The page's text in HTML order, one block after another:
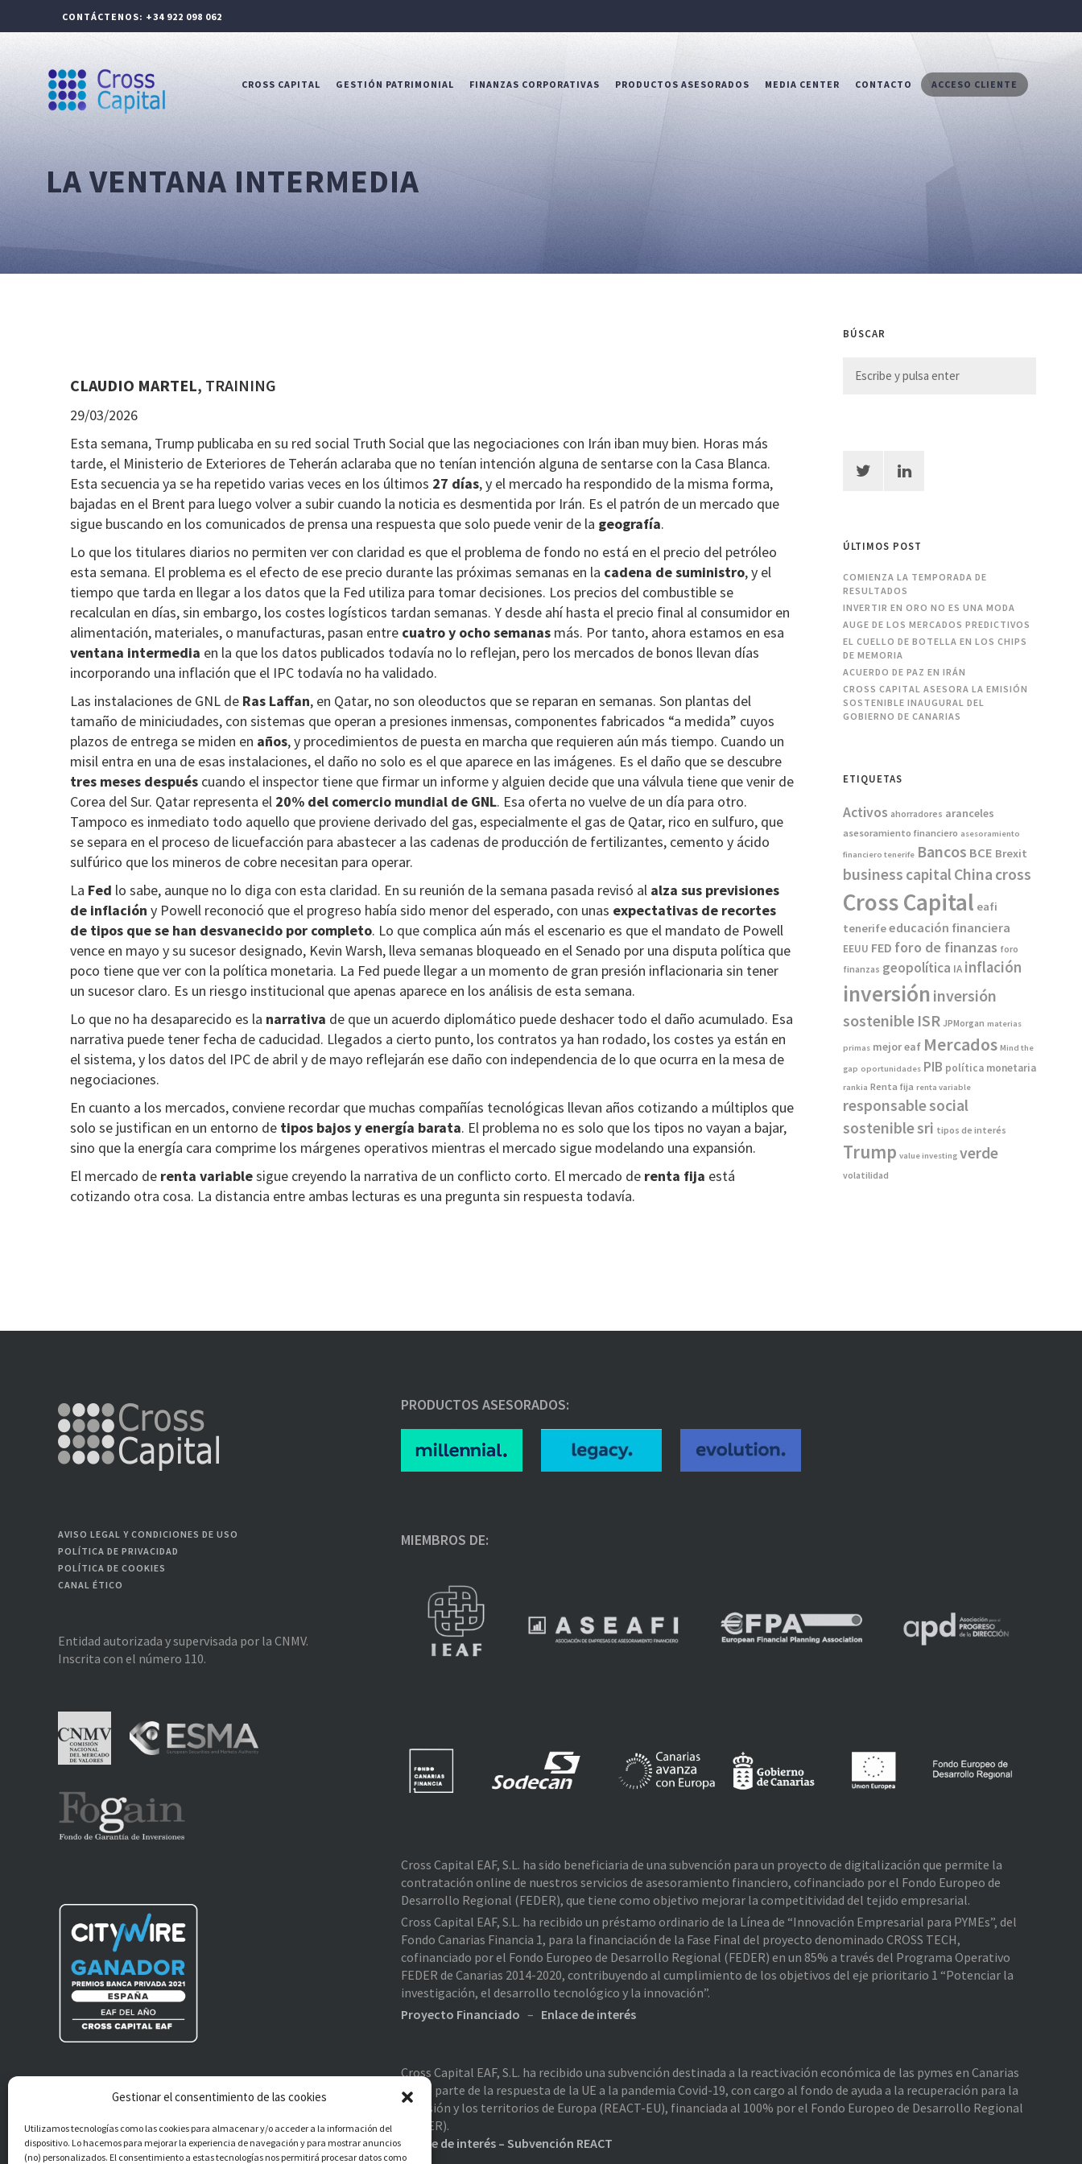
Gestionar el consentimiento de las cookies
Utilizamos tecnologías como las cookies para almacenar y/o acceder a la información del
dispositivo. Lo hacemos para mejorar la experiencia de navegación y para mostrar anuncios
(no) personalizados. El consentimiento a estas tecnologías nos permitirá procesar datos como
CONTÁCTENOS: +34 922 098 062
CROSS CAPITAL GESTIÓN PATRIMONIAL FINANZAS CORPORATIVAS PRODUCTOS ASESORADOS MEDIA CENTER CONTACTO ACCESO CLIENTE
LA VENTANA INTERMEDIA
CLAUDIO MARTEL, TRAINING
29/03/2026
Esta semana, Trump publicaba en su red social Truth Social que las negociaciones con Irán iban muy bien. Horas más
tarde, el Ministerio de Exteriores de Teherán aclaraba que no tenían intención alguna de sentarse con la Casa Blanca.
Esta secuencia ya se ha repetido varias veces en los últimos 27 días, y el mercado ha respondido de la misma forma,
bajadas en el Brent para luego volver a subir cuando la noticia es desmentida por Irán. Es el patrón de un mercado que
sigue buscando en los comunicados de prensa una respuesta que solo puede venir de la geografía.
Lo que los titulares diarios no permiten ver con claridad es que el problema de fondo no está en el precio del petróleo
esta semana. El problema es el efecto de ese precio durante las próximas semanas en la cadena de suministro, y el
tiempo que tarda en llegar a los datos que la Fed utiliza para tomar decisiones. Los precios del combustible se
recalculan en días, sin embargo, los costes logísticos tardan semanas. Y desde ahí hasta el precio final al consumidor en
alimentación, materiales, o manufacturas, pasan entre cuatro y ochosemanas más. Por tanto, ahora estamos en esa
ventana intermedia en la que los datos publicados todavía no lo reflejan, pero los mercados de bonos llevan días
incorporando una inflación que el IPC todavía no ha validado.
Las instalaciones de GNL de Ras Laffan, en Qatar, no son oleoductos que se reparan en semanas. Son plantas del
tamaño de miniciudades, con sistemas que operan a presiones inmensas, componentes fabricados “a medida” cuyos
plazos de entrega se miden en años, y procedimientos de puesta en marcha que requieren aún más tiempo. Cuando un
misil entra en una de esas instalaciones, el daño no solo es el que aparece en las imágenes. Es el daño que se descubre
tres meses después cuando el inspector tiene que firmar un informe y alguien decide que una válvula tiene que venir de
Corea del Sur. Qatar representa el 20% del comercio mundial de GNL. Esa oferta no vuelve de un día para otro.
Tampoco es inmediato todo aquello que proviene derivado del gas, especialmente el gas de Qatar, rico en sulfuro, que
se separa en el proceso de licuefacción para abastecer a las cadenas de producción de fertilizantes, cemento y ácido
sulfúrico que los mineros de cobre necesitan para operar.
La Fed lo sabe, aunque no lo diga con esta claridad. En su reunión de la semana pasada revisó al alza sus previsiones
de inflación y Powell reconoció que el progreso había sido menor del esperado, con unas expectativas de recortes
de tipos que se han desvanecido por completo. Lo que complica aún más el escenario es que el mandato de Powell
vence en mayo y su sucesor designado, Kevin Warsh, lleva semanas bloqueado en el Senado por una disputa política que
poco tiene que ver con la política monetaria. La Fed puede llegar a un momento de gran presión inflacionaria sin tener
un sucesor claro. Es un riesgo institucional que apenas aparece en los análisis de esta semana.
Lo que no ha desaparecido es la narrativa de que un acuerdo diplomático puede deshacer todo el daño acumulado. Esa
narrativa puede tener fecha de caducidad. Llegados a cierto punto, los contratos ya han rodado, los costes ya están en
el sistema, y los datos del IPC de abril y de mayo reflejarán ese daño con independencia de lo que ocurra en la mesa de
negociaciones.
En cuanto a los mercados, conviene recordar que muchas compañías tecnológicas llevan años cotizando a múltiplos que
solo se justifican en un entorno de tipos bajos y energía barata. El problema no es solo que los tipos no vayan a bajar,
sino que la energía cara comprime los márgenes operativos mientras el mercado sigue modelando una expansión.
El mercado de renta variablesigue creyendo la narrativa de un conflicto corto. El mercado de renta fija está
cotizando otra cosa. La distancia entre ambas lecturas es una pregunta sin respuesta todavía.
BÚSCAR
ÚLTIMOS POST
COMIENZA LA TEMPORADA DE
RESULTADOS
INVERTIR EN ORO NO ES UNA MODA
AUGE DE LOS MERCADOS PREDICTIVOS
EL CUELLO DE BOTELLA EN LOS CHIPS
DE MEMORIA
ACUERDO DE PAZ EN IRÁN
CROSS CAPITAL ASESORA LA EMISIÓN
SOSTENIBLE INAUGURAL DEL
GOBIERNO DE CANARIAS
ETIQUETAS
Activos ahorradores aranceles
asesoramiento financiero asesoramiento
financiero tenerife Bancos BCE Brexit
business capitalChina cross
Cross Capital eafi
tenerifeeducación financiera
EEUU FED foro de finanzas foro
finanzas geopolítica IA inflación
inversión inversión
sostenible ISR JPMorgan materias
primas mejor eaf Mercados Mind the
gap oportunidades PIB política monetaria
rankia Renta fija renta variable
responsablesocial
sosteniblesri tipos de interés
Trump value investing verde
volatilidad
AVISO LEGAL Y CONDICIONES DE USO
POLÍTICA DE PRIVACIDAD
POLÍTICA DE COOKIES
CANAL ÉTICO
Entidad autorizada y supervisada por la CNMV.
Inscrita con el número 110.
Cross Capital EAF S.L.
reservados.
PRODUCTOS ASESORADOS:
MIEMBROS DE:
Cross Capital EAF, S.L. ha sido beneficiaria de una subvención para un proyecto de digitalización que permite la
contratación online de nuestros servicios de asesoramiento financiero, cofinanciado por el Fondo Europeo de
Desarrollo Regional (FEDER), que tiene como objetivo mejorar la competitividad del tejido empresarial.
Cross Capital EAF, S.L. ha recibido un préstamo ordinario de la Línea de “Innovación Empresarial para PYMEs”, del
Fondo Canarias Financia 1, para la financiación de la Fase Final del proyecto denominado CROSS TECH,
cofinanciado por el Fondo Europeo de Desarrollo Regional (FEDER) en un 85% a través del Programa Operativo
FEDER de Canarias 2014-2020, contribuyendo al cumplimiento de los objetivos del eje prioritario 1 “Potenciar la
investigación, el desarrollo tecnológico y la innovación”.
Proyecto Financiado – Enlace de interés
Cross Capital EAF, S.L. ha recibido una subvención destinada a la reactivación económica de las pymes en Canarias
como parte de la respuesta de la UE a la pandemia Covid-19, con cargo al fondo de ayuda a la recuperación para la
cohesión y los territorios de Europa (REACT-EU), financiada al 100% por el Fondo Europeo de Desarrollo Regional
(FEDER).
Enlace de interés – Subvención REACT